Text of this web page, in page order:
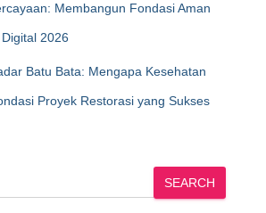
Membangun Fondasi Aman
2026
Batu Bata: Mengapa Kesehatan
Proyek Restorasi yang Sukses
SEARCH